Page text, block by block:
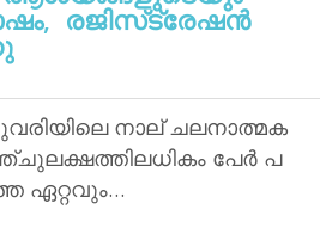
രജിസ്‌ട്രേഷന്‍
നാല് ചലനാത്മക
പേര്‍ പ
ഏറ്റവും…